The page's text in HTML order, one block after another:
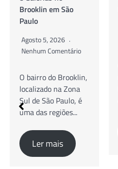
Brooklin em São
Paulo
Agosto 5, 2026
Nenhum Comentário
O bairro do Brooklin,
localizado na Zona
Sul de São Paulo, é
uma das regiões...
Ler mais